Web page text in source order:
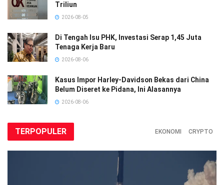
Triliun
2026-08-05
Di Tengah Isu PHK, Investasi Serap 1,45 Juta
Tenaga Kerja Baru
2026-08-06
Kasus Impor Harley-Davidson Bekas dari China
Belum Diseret ke Pidana, Ini Alasannya
2026-08-06
TERPOPULER EKONOMI CRYPTO